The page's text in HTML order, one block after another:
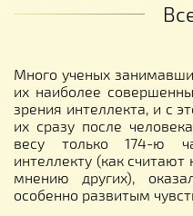
Много ученых
их наиболее
зрения интеллекта, и с
их сразу после
весу только 174-ю
интеллекту (как считают
мнению других),
особенно развитым